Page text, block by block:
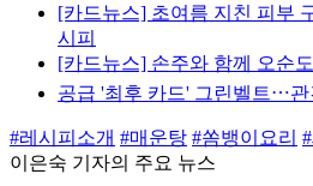
[카드뉴스] 초여름 지친 피부
시피
[카드뉴스] 손주와 함께 오순
공급 '최후 카드' 그린벨트⋯관
#레시피소개 #매운탕 #쏨뱅이요리
이은숙 기자의 주요 뉴스